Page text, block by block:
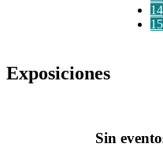
14
15
Exposiciones
Sin